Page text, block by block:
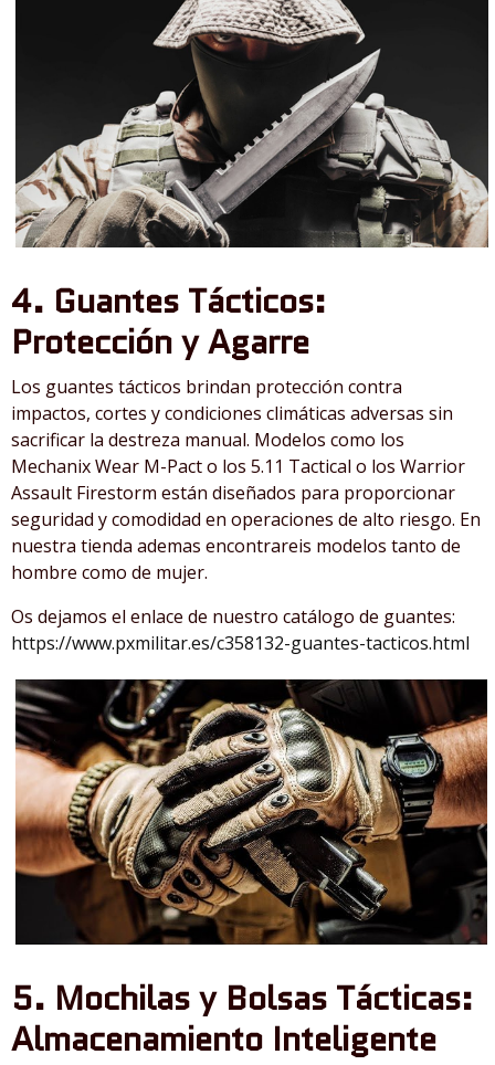
4. Guantes Tácticos:
Protección y Agarre
Los guantes tácticos brindan protección contra
impactos, cortes y condiciones climáticas adversas sin
sacrificar la destreza manual. Modelos como los
Mechanix Wear M-Pact o los 5.11 Tactical o los Warrior
Assault Firestorm están diseñados para proporcionar
seguridad y comodidad en operaciones de alto riesgo. En
nuestra tienda ademas encontrareis modelos tanto de
hombre como de mujer.
Os dejamos el enlace de nuestro catálogo de guantes:
https://www.pxmilitar.es/c358132-guantes-tacticos.html
5. Mochilas y Bolsas Tácticas:
Almacenamiento Inteligente